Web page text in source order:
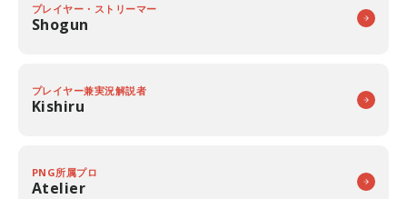
プレイヤー・ストリーマー
Shogun
プレイヤー兼実況解説者
Kishiru
PNG所属プロ
Atelier